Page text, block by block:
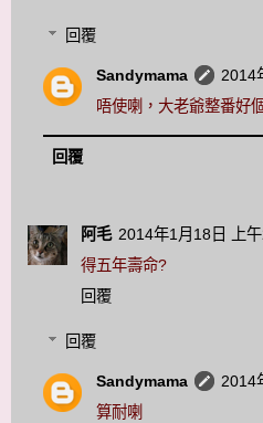
回覆
Sandymama
2014
唔使喇，大老爺整番好
回覆
阿毛 2014年1月18日 上
得五年壽命?
回覆
回覆
Sandymama
2014
算耐喇